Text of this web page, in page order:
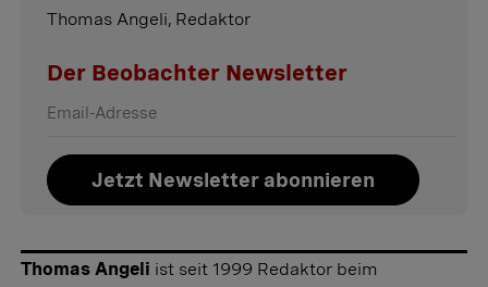
Thomas Angeli, Redaktor
Der Beobachter Newsletter
Jetzt Newsletter abonnieren
Thomas Angeli ist seit 1999 Redaktor beim